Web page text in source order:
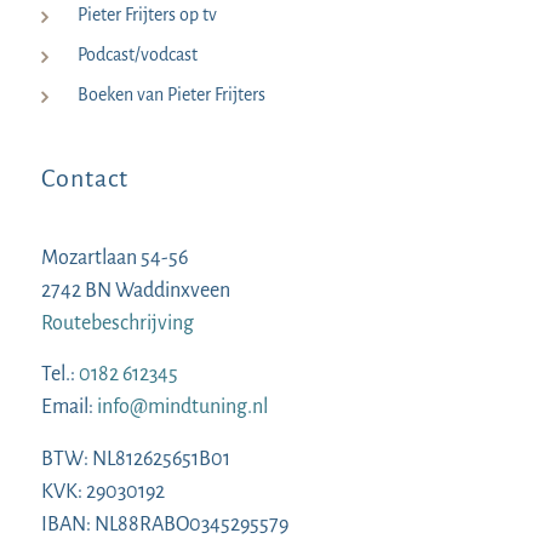
Pieter Frijters op tv
Podcast/vodcast
Boeken van Pieter Frijters
Contact
Mozartlaan 54-56
2742 BN Waddinxveen
Routebeschrijving
Tel.: 0182 612345
Email: info@mindtuning.nl
BTW: NL812625651B01
KVK: 29030192
IBAN: NL88RABO0345295579